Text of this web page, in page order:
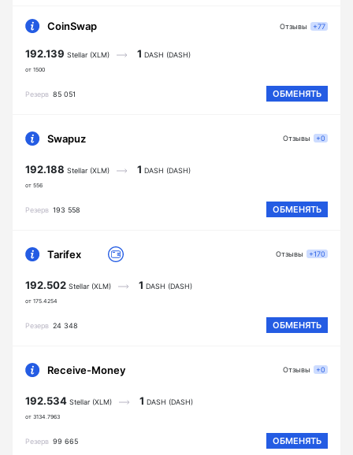
CoinSwap
192.139 Stellar (XLM)
от 1500
1 DASH (DASH)
Резерв 85 051 ОБМЕНЯТЬ
Отзывы +77
Swapuz
192.188 Stellar (XLM)
от 556
1 DASH (DASH)
Резерв 193 558 ОБМЕНЯТЬ
Отзывы +0
Tarifex
192.502 Stellar (XLM)
от 175.4254
1 DASH (DASH)
Резерв 24 348 ОБМЕНЯТЬ
Отзывы +170
Receive-Money
192.534 Stellar (XLM)
от 3134.7963
1 DASH (DASH)
Резерв 99 665 ОБМЕНЯТЬ
Отзывы +0